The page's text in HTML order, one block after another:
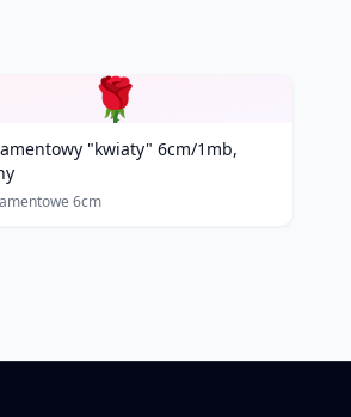
🌹
"kwiaty" 6cm/1mb,
6cm